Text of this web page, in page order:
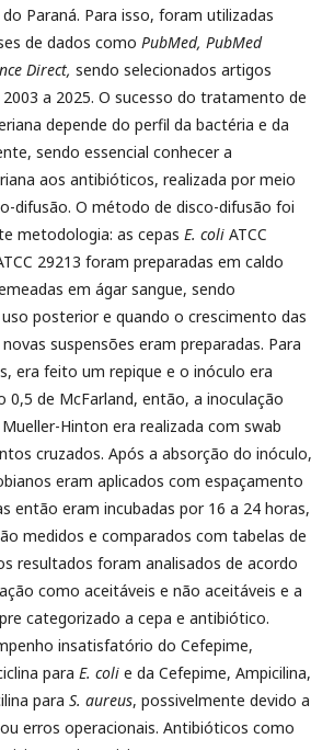
Paraná. Para isso, foram utilizadas
de dados como PubMed, PubMed
Direct, sendo selecionados artigos
a 2025. O sucesso do tratamento de
depende do perfil da bactéria e da
sendo essencial conhecer a
aos antibióticos, realizada por meio
difusão. O método de disco-difusão foi
metodologia: as cepas E. coli ATCC
29213 foram preparadas em caldo
em ágar sangue, sendo
posterior e quando o crescimento das
suspensões eram preparadas. Para
era feito um repique e o inóculo era
0,5 de McFarland, então, a inoculação
Hinton era realizada com swab
cruzados. Após a absorção do inóculo,
eram aplicados com espaçamento
então eram incubadas por 16 a 24 horas,
medidos e comparados com tabelas de
resultados foram analisados de acordo
como aceitáveis e não aceitáveis e a
categorizado a cepa e antibiótico.
insatisfatório do Cefepime,
para E. coli e da Cefepime, Ampicilina,
para S. aureus, possivelmente devido a
erros operacionais. Antibióticos como